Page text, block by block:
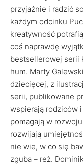
przyjaźnie i radzić
każdym odcinku
kreatywność
coś naprawdę
bestsellerowej serii
hum. Marty
dziecięcej, z
serii, publikowane
wspierają rodziców
pomagają w
rozwijają
nie wie, w co się
zguba – reż.